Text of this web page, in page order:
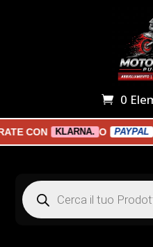
0
CON KLARNA. O PAYPAL
Products
search